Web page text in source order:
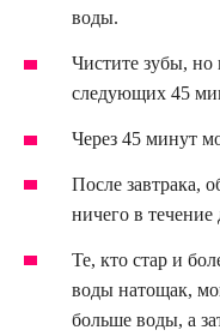
воды.
Чистите зубы, но
следующих 45
Через 45 минут
После завтрака,
ничего в течение
Те, кто стар и
воды натощак,
больше воды, а